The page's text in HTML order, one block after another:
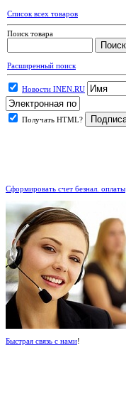
Список всех товаров
Поиск товара
Расширенный поиск
Новости INEN.RU
Получать HTML?
Сформировать счет безнал. оплаты
Быстрая связь с нами!